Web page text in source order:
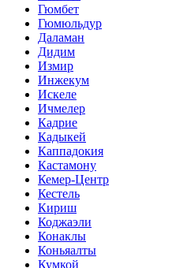
Гюмбет
Гюмюльдур
Даламан
Дидим
Измир
Инжекум
Искеле
Ичмелер
Кадрие
Кадыкей
Каппадокия
Кастамону
Кемер-Центр
Кестель
Кириш
Коджаэли
Конаклы
Коньяалты
Кумкой